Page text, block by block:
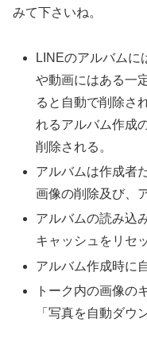
みて下さいね。
LINEのアルバムに
や動画にはある一
ると自動で削除さ
れるアルバム作成
削除される。
アルバムは作成者
画像の削除及び、
アルバムの読み込
キャッシュをリセ
アルバム作成時に
トーク内の画像の
「写真を自動ダウ